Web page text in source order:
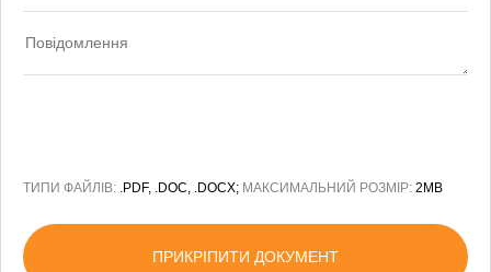
ТИПИ ФАЙЛІВ: .PDF, .DOC, .DOCX; МАКСИМАЛЬНИЙ РОЗМІР: 2MB
ПРИКРІПИТИ ДОКУМЕНТ